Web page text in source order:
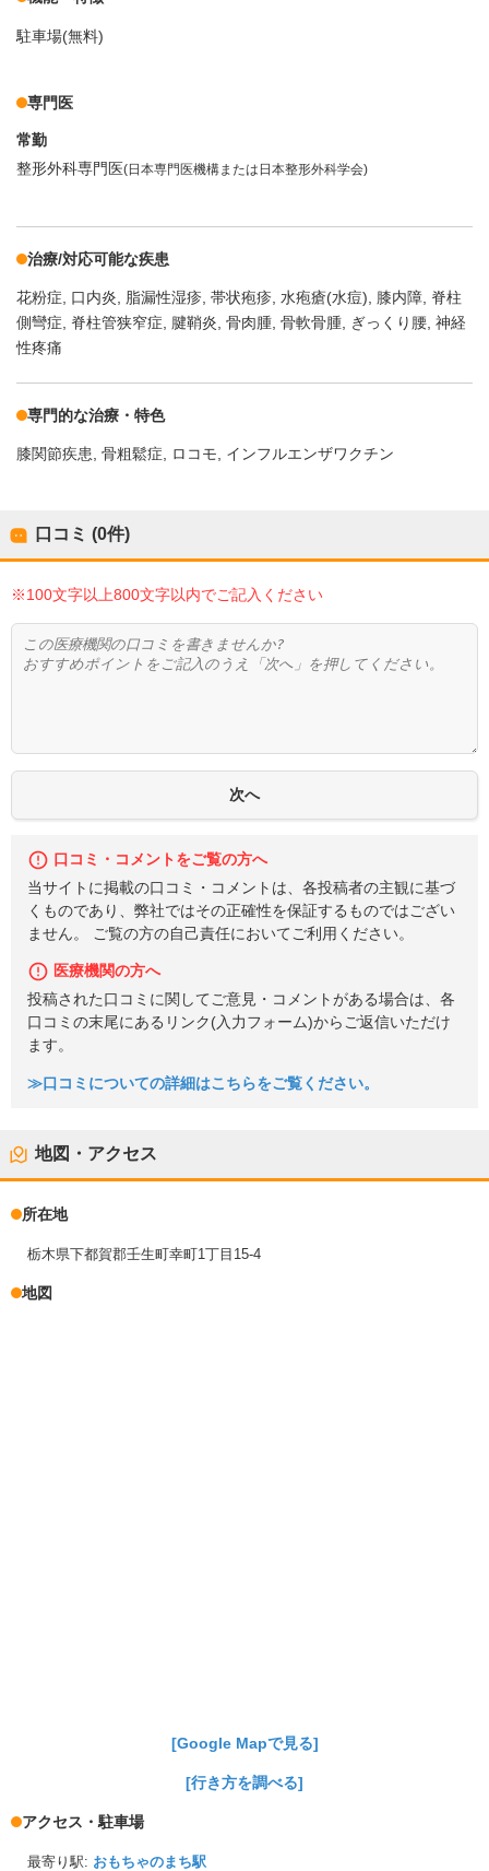
駐車場(無料)
専門医
常勤
整形外科専門医(日本専門医機構または日本整形外科学会)
治療/対応可能な疾患
花粉症 口内炎 脂漏性湿疹 帯状疱疹 水疱瘡(水痘) 膝内障 脊柱
側彎症
脊柱管狭窄症 腱鞘炎 骨肉腫 骨軟骨腫 ぎっくり腰 神経
性疼痛
専門的な治療・特色
膝関節疾患 骨粗鬆症 ロコモ インフルエンザワクチン
口コミ (0件)
※100文字以上800文字以内でご記入ください
口コミ・コメントをご覧の方へ
当サイトに掲載の口コミ・コメントは、各投稿者の主観に基づ
くものであり、弊社ではその正確性を保証するものではござい
ません。 ご覧の方の自己責任においてご利用ください。
医療機関の方へ
投稿された口コミに関してご意見・コメントがある場合は、各
口コミの末尾にあるリンク(入力フォーム)からご返信いただけ
ます。
≫口コミについての詳細はこちらをご覧ください。
地図・アクセス
所在地
栃木県下都賀郡壬生町幸町1丁目15-4
地図
[Google Mapで見る]
[行き方を調べる]
アクセス・駐車場
最寄り駅: おもちゃのまち駅